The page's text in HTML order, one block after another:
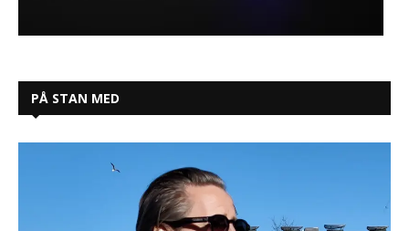
PÅ STAN MED